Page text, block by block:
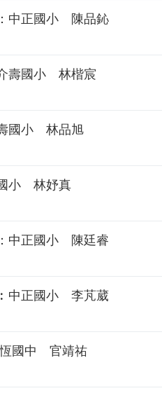
中正國小 陳品鈊
壽國小 林楷宸
國小 林品旭
小 林妤真
中正國小 陳廷睿
中正國小 李芃葳
恆國中 官靖祐